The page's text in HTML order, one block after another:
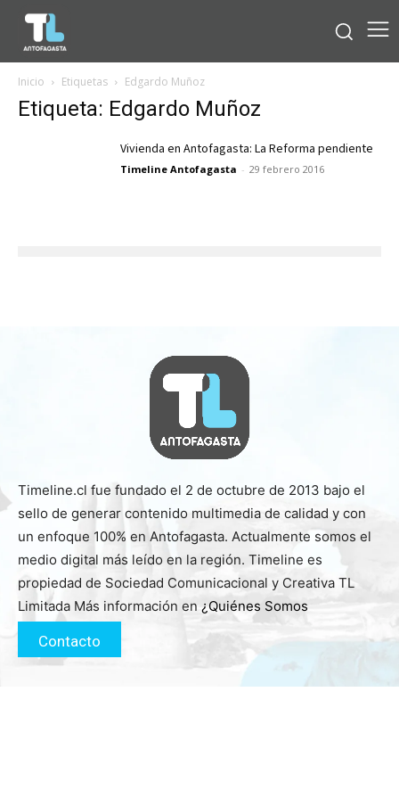
Inicio Etiquetas Edgardo Muñoz
Etiqueta: Edgardo Muñoz
Vivienda en Antofagasta: La Reforma pendiente
Timeline Antofagasta - 29 febrero 2016
Timeline.cl fue fundado el 2 de octubre de 2013 bajo el
sello de generar contenido multimedia de calidad y con
un enfoque 100% en Antofagasta. Actualmente somos el
medio digital más leído en la región. Timeline es
propiedad de Sociedad Comunicacional y Creativa TL
Limitada Más información en ¿Quiénes Somos
Contacto